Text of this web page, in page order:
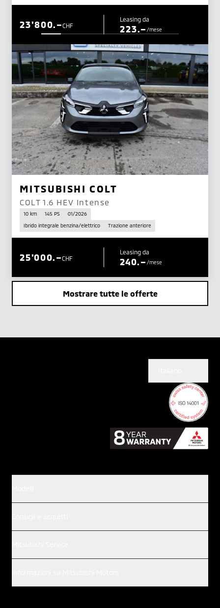
CHF
23'800.– Leasing da
223.–/mese
MITSUBISHI COLT
COLT 1.6 HEV Intense
10 km 145 PS
01/2026
Ibrido integrale benzina/elettrico
Trazione anteriore
CHF
25'000.– Leasing da
240.– /mese
Mostrare tutte le offerte